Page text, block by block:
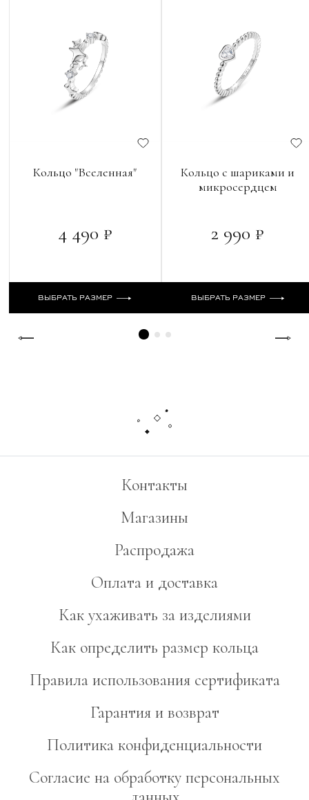
Кольцо "Вселенная"
4 490 ₽
ВЫБРАТЬ РАЗМЕР
Кольцо с шариками и
микросердцем
2 990 ₽
ВЫБРАТЬ РАЗМЕР
Контакты
Магазины
Распродажа
Оплата и доставка
Как ухаживать за изделиями
Как определить размер кольца
Правила использования сертификата
Гарантия и возврат
Политика конфиденциальности
Согласие на обработку персональных